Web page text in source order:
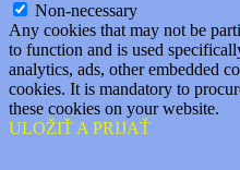
Non-necessary
Any cookies that may not be
to function and is used
analytics, ads, other embedded
cookies. It is mandatory to
these cookies on your website.
ULOŽIŤ A PRIJAŤ